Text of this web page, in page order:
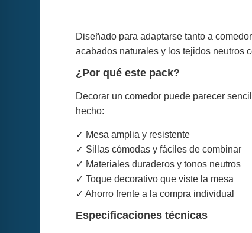
Diseñado para adaptarse tanto a
acabados naturales y los tejidos neutros
¿Por qué este pack?
Decorar un comedor puede parecer
hecho:
✓ Mesa amplia y resistente
✓ Sillas cómodas y fáciles de combinar
✓ Materiales duraderos y tonos neutros
✓ Toque decorativo que viste la mesa
✓ Ahorro frente a la compra individual
Especificaciones técnicas